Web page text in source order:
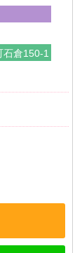
石倉150-1